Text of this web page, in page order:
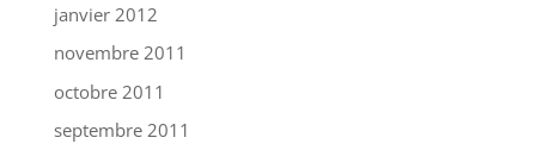
janvier 2012
novembre 2011
octobre 2011
septembre 2011